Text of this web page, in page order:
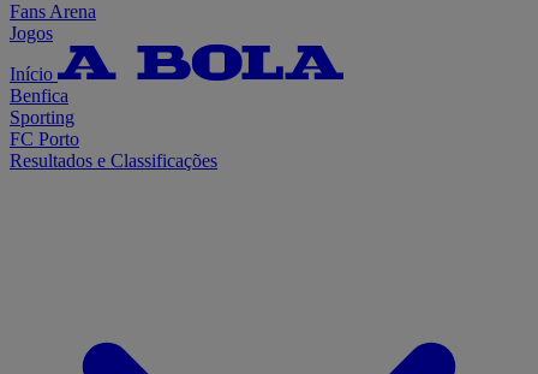
Fans Arena
Jogos
Início
Benfica
Sporting
FC Porto
Resultados e Classificações